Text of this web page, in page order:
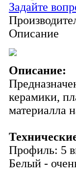
Задайте
Описание
Описание:
керамики,
материалла
Профиль: 5
Белый -